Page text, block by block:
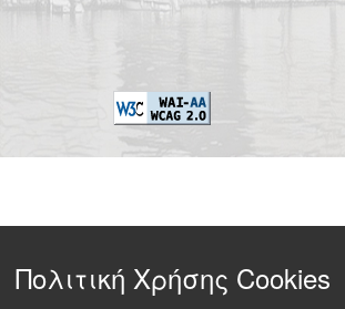
Πολιτική Χρήσης Cookies